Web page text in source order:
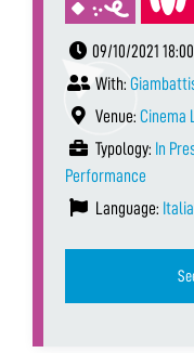
09/10/2021 18:00
With:
Venue: Cinema
Typology: In
Performance
Language: